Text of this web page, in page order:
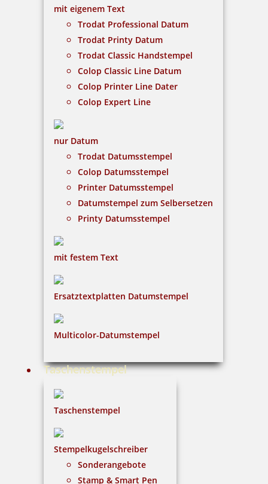
mit eigenem Text
Trodat Professional Datum
Trodat Printy Datum
Trodat Classic Handstempel
Colop Classic Line Datum
Colop Printer Line Dater
Colop Expert Line
nur Datum
Trodat Datumsstempel
Colop Datumsstempel
Printer Datumsstempel
Datumstempel zum Selbersetzen
Printy Datumsstempel
mit festem Text
Ersatztextplatten Datumstempel
Multicolor-Datumstempel
Taschenstempel
Taschenstempel
Stempelkugelschreiber
Sonderangebote
Stamp & Smart Pen
48,91 €
Braille Orientierungsschild 303 Geschäftsleitung